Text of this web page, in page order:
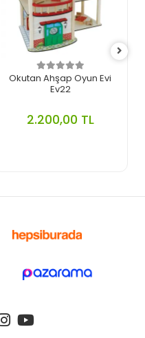
Okutan Ahşap Oyun Evi
Ev22
2.200,00 TL